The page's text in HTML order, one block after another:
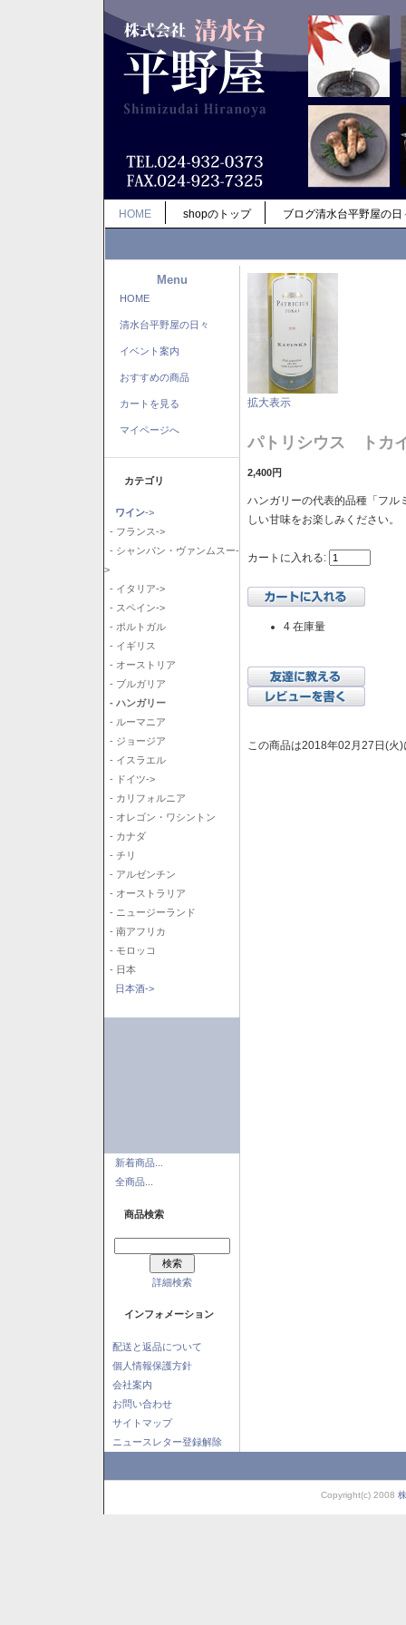
HOME shopのトップ ブログ清水台平野屋の日
Menu
HOME
清水台平野屋の日々
イベント案内
おすすめの商品
カートを見る
マイページへ
カテゴリ
ワイン->
- フランス->
- シャンパン・ヴァンムスー-
>
- イタリア->
- スペイン->
- ポルトガル
- イギリス
- オーストリア
- ブルガリア
- ハンガリー
- ルーマニア
- ジョージア
- イスラエル
- ドイツ->
- カリフォルニア
- オレゴン・ワシントン
- カナダ
- チリ
- アルゼンチン
- オーストラリア
- ニュージーランド
- 南アフリカ
- モロッコ
- 日本
日本酒->
新着商品...
全商品...
商品検索
詳細検索
インフォメーション
配送と返品について
個人情報保護方針
会社案内
お問い合わせ
サイトマップ
ニュースレター登録解除
拡大表示
パトリシウス トカ
2,400円
ハンガリーの代表的品種「フル
しい甘味をお楽しみください。
カートに入れる:
4 在庫量
この商品は2018年02月27日(火
Copyright(c) 2008